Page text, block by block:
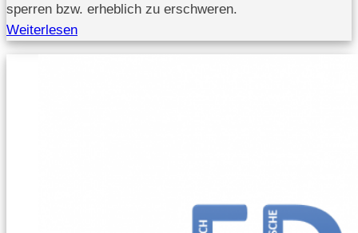
sperren bzw. erheblich zu erschweren.
Weiterlesen